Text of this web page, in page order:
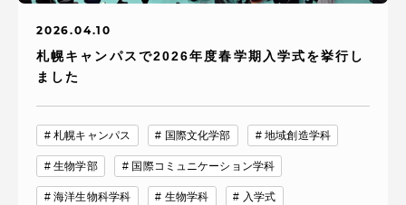
2026.04.10
札幌キャンパスで2026年度春学期入学式を挙行し
ました
札幌キャンパス 国際文化学部 地域創造学科
生物学部 国際コミュニケーション学科
海洋生物科学科 生物学科 入学式